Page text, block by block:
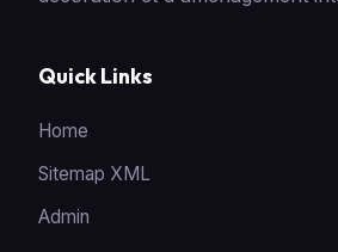
Quick Links
Home
Sitemap XML
Admin